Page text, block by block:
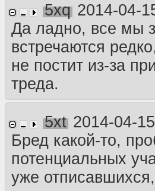
5xq 2014-04-
Да ладно, все мы
встречаются
не постит из-за
треда.
5xt 2014-04-
Бред какой-то,
потенциальных
уже